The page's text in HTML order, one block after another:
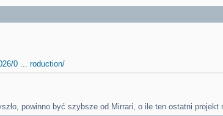
0 ... roduction/
powinno być szybsze od Mirrari, o ile ten ostatni